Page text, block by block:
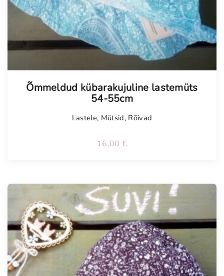
Õmmeldud kübarakujuline lastemüts
54-55cm
Lastele, Mütsid, Rõivad
16,00 €